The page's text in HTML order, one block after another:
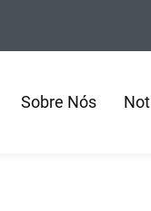
Sobre Nós